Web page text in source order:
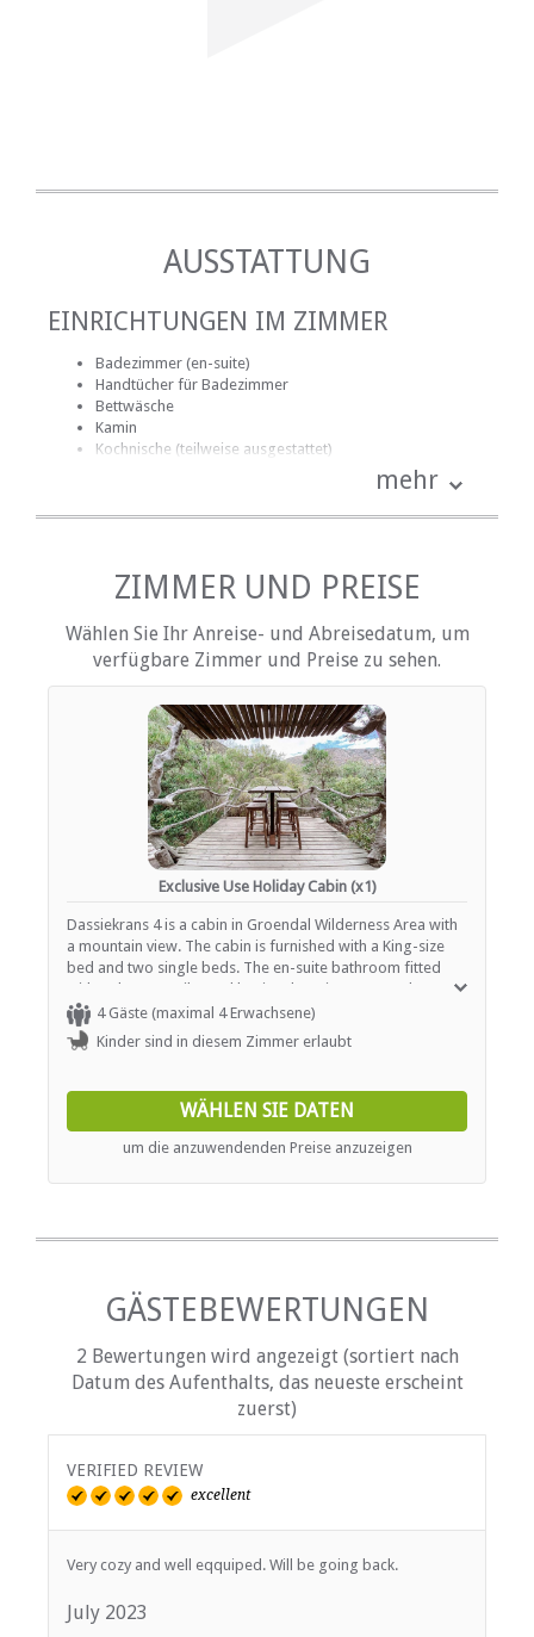
AUSSTATTUNG
EINRICHTUNGEN IM ZIMMER
Badezimmer (en-suite)
Handtücher für Badezimmer
Bettwäsche
Kamin
Kochnische (teilweise ausgestattet)
Fire pit
Garten(e)
Parkplatz (abseits der Straße)
Rauchen: Nicht drinnen
ESSEN UND TRINKEN
Braai / Grill (BBQ)
mehr
ZIMMER UND PREISE
Wählen Sie Ihr Anreise- und Abreisedatum, um
verfügbare Zimmer und Preise zu sehen.
Exclusive Use Holiday Cabin (x1)
Dassiekrans 4 is a cabin in Groendal Wilderness Area with
a mountain view. The cabin is furnished with a King-size
bed and two single beds. The en-suite bathroom fitted
with a shower, toilet and basin. There is an open plan
kitchenette with a 12V camping fridge, a dining area and
indoor fireplace. Lighting is supplied by solar powered
batteries. Outside there is a patio and an outdoor braai
4 Gäste (maximal 4 Erwachsene)
Kinder sind in diesem Zimmer erlaubt
WÄHLEN SIE DATEN
um die anzuwendenden Preise anzuzeigen
GÄSTEBEWERTUNGEN
2 Bewertungen wird angezeigt (sortiert nach
Datum des Aufenthalts, das neueste erscheint
zuerst)
VERIFIED REVIEW
excellent
Very cozy and well eqquiped. Will be going back.
July 2023